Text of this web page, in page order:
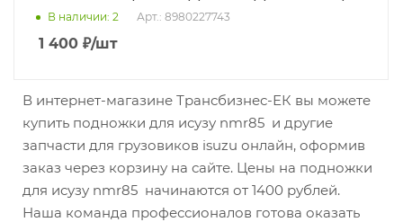
В наличии: 2 Арт.: 8980227743
1 400 ₽/шт
В интернет-магазине Трансбизнес-ЕК вы можете
купить подножки для исузу nmr85 и другие
запчасти для грузовиков isuzu онлайн, оформив
заказ через корзину на сайте. Цены на подножки
для исузу nmr85 начинаются от 1400 рублей.
Наша команда профессионалов готова оказать